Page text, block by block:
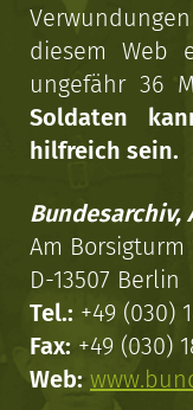
diesem Web
ungefähr 36
Soldaten
hilfreich sein.
Bundesarchiv,
Am Borsigturm
D-13507 Berlin
Tel.: +49 (030)
Fax: +49 (030)
Web: